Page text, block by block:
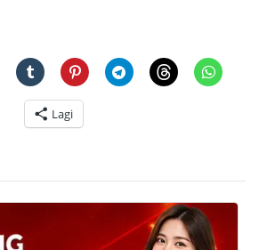
Lagi